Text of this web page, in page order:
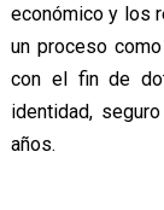
económico y los
un proceso
con el fin de
identidad,
años.